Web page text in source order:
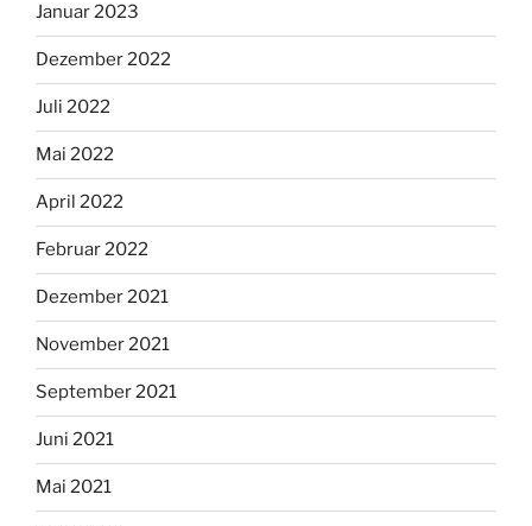
Januar 2023
Dezember 2022
Juli 2022
Mai 2022
April 2022
Februar 2022
Dezember 2021
November 2021
September 2021
Juni 2021
Mai 2021